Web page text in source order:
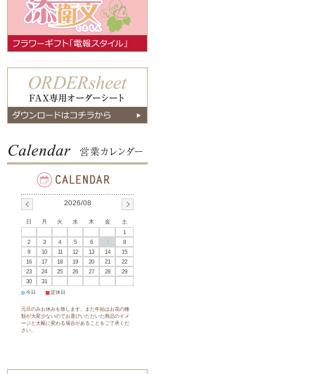
2026/08
日 月 火 水 木 金
土
1
2
3 4 5 6 7
8
9
10 11 12 13 14
15
16
17 18 19 20 21
22
23
24 25 26 27 28
29
30
31
■ 今日 ■ 定休日
元旦のみお休みを致します。また年始はお花の種
類が大変少ないのでお選びいただいた商品のイメ
ージと大幅に変わる場合があることをご了承くだ
さい。